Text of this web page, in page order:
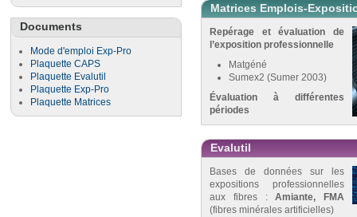
Documents
Mode d'emploi Exp-Pro
Plaquette CAPS
Plaquette Evalutil
Plaquette Exp-Pro
Plaquette Matrices
Matrices Emplois-
Repérage et évaluation de
l’exposition professionnelle
Matgéné
Sumex2 (Sumer 2003)
Évaluation à différentes
périodes
Evalutil
Bases de données sur les
expositions professionnelles
aux fibres :Amiante, FMA
(fibres minérales artificielles)